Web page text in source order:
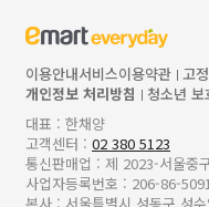
이용안내서비스이용약관 고
개인정보 처리방침
청소년 보
대표 : 한채양
고객센터 : 02 380 5123
통신판매업 : 제 2023-서울중
사업자등록번호 : 206-86-